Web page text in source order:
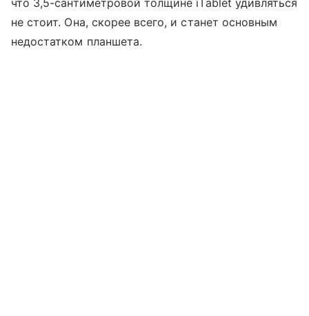
не стоит. Она, скорее всего, и станет основным
недостатком планшета.